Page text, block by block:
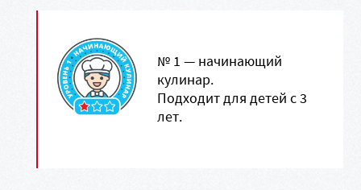
№ 1 — начинающий
кулинар.
Подходит для детей с 3
лет.